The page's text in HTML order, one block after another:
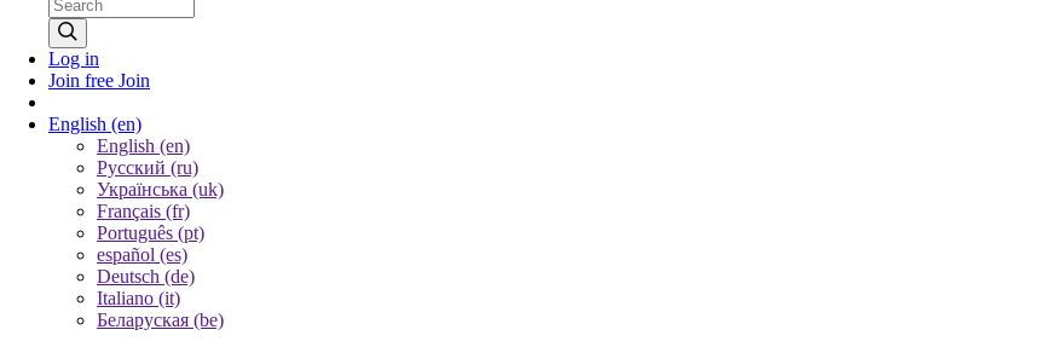
Log in
Join free Join
English (en)
English (en)
Русский (ru)
Українська (uk)
Français (fr)
Português (pt)
español (es)
Deutsch (de)
Italiano (it)
Беларуская (be)